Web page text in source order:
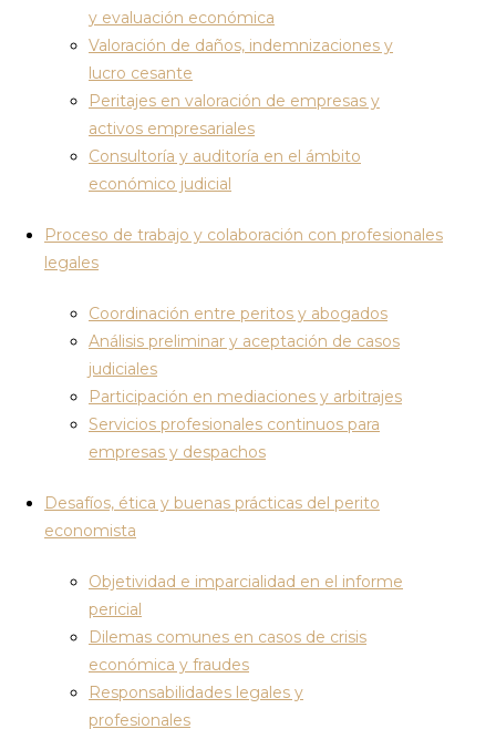
y evaluación económica
Valoración de daños, indemnizaciones y
lucro cesante
Peritajes en valoración de empresas y
activos empresariales
Consultoría y auditoría en el ámbito
económico judicial
Proceso de trabajo y colaboración con profesionales
legales
Coordinación entre peritos y abogados
Análisis preliminar y aceptación de casos
judiciales
Participación en mediaciones y arbitrajes
Servicios profesionales continuos para
empresas y despachos
Desafíos, ética y buenas prácticas del perito
economista
Objetividad e imparcialidad en el informe
pericial
Dilemas comunes en casos de crisis
económica y fraudes
Responsabilidades legales y
profesionales